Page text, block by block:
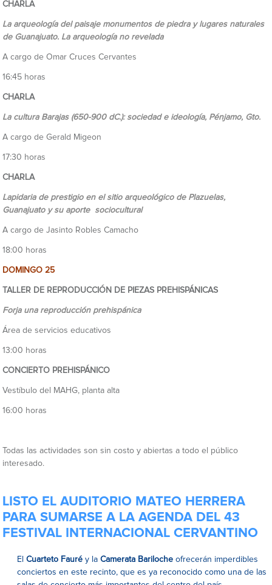
CHARLA
La arqueología del paisaje monumentos de piedra y lugares naturales
de Guanajuato. La arqueología no revelada
A cargo de Omar Cruces Cervantes
16:45 horas
CHARLA
La cultura Barajas (650-900 dC.): sociedad e ideología, Pénjamo, Gto.
A cargo de Gerald Migeon
17:30 horas
CHARLA
Lapidaria de prestigio en el sitio arqueológico de Plazuelas,
Guanajuato y su aporte sociocultural
A cargo de Jasinto Robles Camacho
18:00 horas
DOMINGO 25
TALLER DE REPRODUCCIÓN DE PIEZAS PREHISPÁNICAS
Forja una reproducción prehispánica
Área de servicios educativos
13:00 horas
CONCIERTO PREHISPÁNICO
Vestíbulo del MAHG, planta alta
16:00 horas
Todas las actividades son sin costo y abiertas a todo el público
interesado.
LISTO EL AUDITORIO MATEO HERRERA
PARA SUMARSE A LA AGENDA DEL 43
FESTIVAL INTERNACIONAL CERVANTINO
ElCuarteto Fauré y laCamerata Barilocheofrecerán imperdibles
conciertos en este recinto, que es ya reconocido como una de las